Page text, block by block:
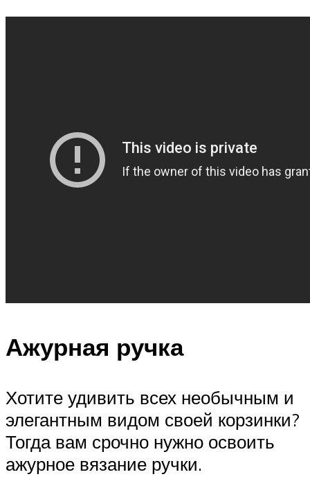
Ажурная ручка
Хотите удивить всех необычным и
элегантным видом своей корзинки?
Тогда вам срочно нужно освоить
ажурное вязание ручки.